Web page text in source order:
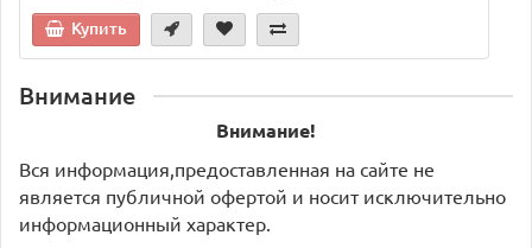
Купить
Внимание
Внимание!
Вся информация,предоставленная на сайте не
является публичной офертой и носит исключительно
информационный характер.